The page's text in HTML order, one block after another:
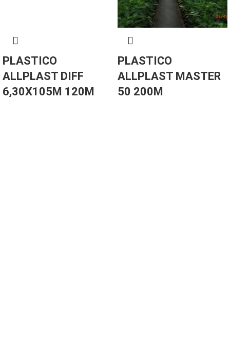
PLASTICO
ALLPLAST DIFF
6,30X105M 120M
PLASTICO
ALLPLAST MASTER
50 200M